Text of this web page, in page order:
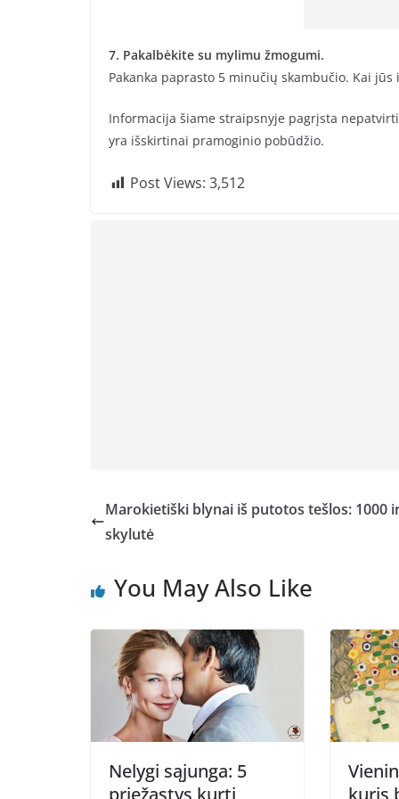
7. Pakalbėkite su mylimu žmogumi.
Pakanka paprasto 5 minučių skambučio. Kai
Informacija šiame straipsnyje pagrįsta
yra išskirtinai pramoginio pobūdžio.
Post Views: 3,512
Marokietiški blynai iš putotos tešlos: 1000
skylutė
You May Also Like
Nelygi sąjunga: 5
priežastys kurti
kuris